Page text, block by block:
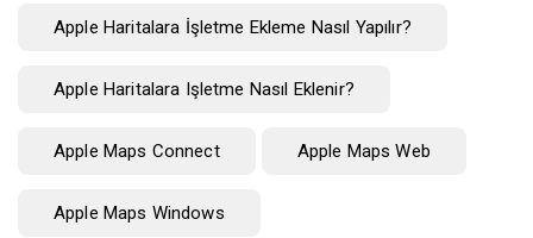
Apple Haritalara İşletme Ekleme Nasıl Yapılır?
Apple Haritalara Işletme Nasıl Eklenir?
Apple Maps Connect Apple Maps Web
Apple Maps Windows